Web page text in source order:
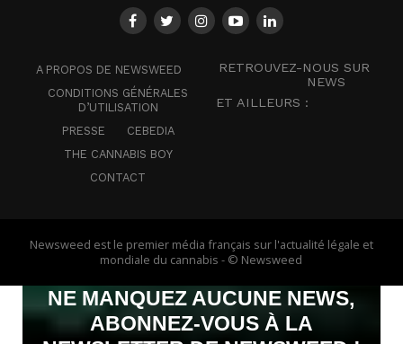
A PROPOS DE NEWSWEED
CONDITIONS GÉNÉRALES
D’UTILISATION
PRESSE
CEBEDIA
THE CANNABIS BOY
CONTACT
RETROUVEZ-NOUS SUR
NEWS
ET AILLEURS :
Newsweed est le premier média français sur l'actualité légale et
mondiale du cannabis - © Newsweed
NE MANQUEZ AUCUNE NEWS,
ABONNEZ-VOUS À LA